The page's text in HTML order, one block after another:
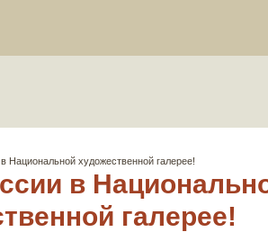
Национальной художественной галерее!
в
галерее!